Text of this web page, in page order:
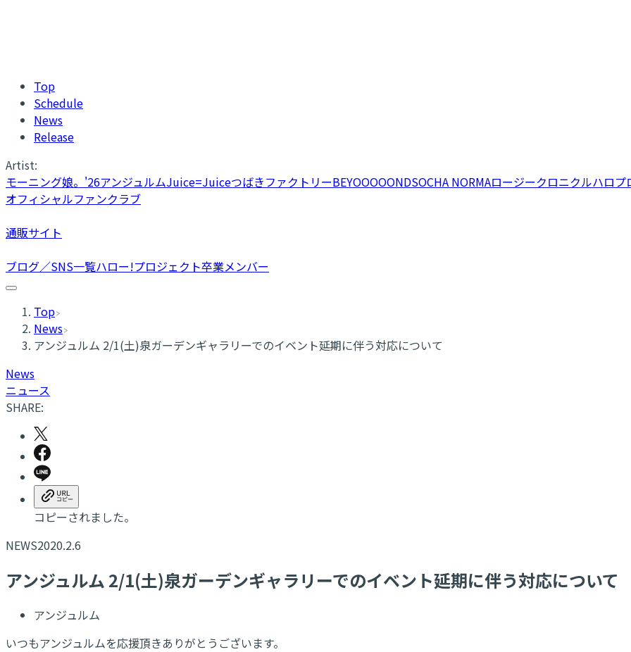
Top
Schedule
News
Release
Artist:
モーニング娘。'26アンジュルムJuice=JuiceつばきファクトリーBEYOOOOONDSOCHA NORMAロージークロニクルハロプ
オフィシャルファンクラブ
通販サイト
ブログ／SNS一覧ハロー!プロジェクト卒業メンバー
Top
News
アンジュルム 2/1(土)泉ガーデンギャラリーでのイベント延期に伴う対応について
News
ニュース
SHARE:
コピーされました。
NEWS2020.2.6
アンジュルム 2/1(土)泉ガーデンギャラリーでのイベント延期に伴う対応について
アンジュルム
いつもアンジュルムを応援頂きありがとうございます。